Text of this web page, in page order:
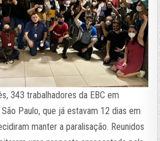
343 trabalhadores da EBC em
Paulo, que já estavam 12 dias em
manter a paralisação. Reunidos